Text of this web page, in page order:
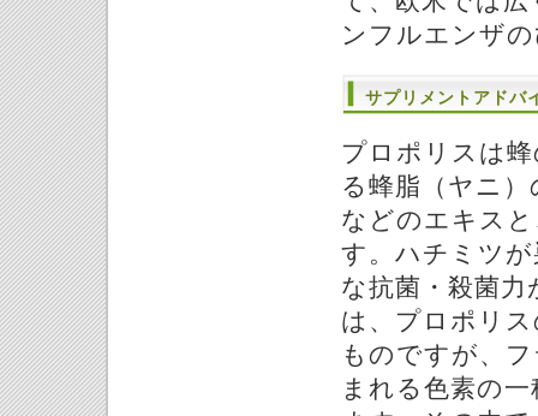
ンフルエンザ
サプリメントアドバ
プロポリスは
る蜂脂（ヤニ
などのエキス
す。ハチミツ
な抗菌・殺菌
は、プロポリ
ものですが、
まれる色素の